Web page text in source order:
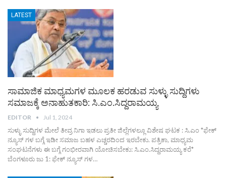
LATEST
ಸಾಮಾಜಿಕ‌ ಮಾಧ್ಯಮಗಳ ಮೂಲಕ ಹರಡುವ ಸುಳ್ಳು ಸುದ್ದಿಗಳು
ಸಮಾಜಕ್ಕೆ ಅನಾಹುತಕಾರಿ: ಸಿ.ಎಂ.ಸಿದ್ದರಾಮಯ್ಯ
EDITOR Jul 1, 2024
ಸುಳ್ಳು ಸುದ್ದಿಗಳ ಮೇಲೆ ತೀವ್ರ ನಿಗಾ ಇಡಲು ಪ್ರತೀ ಜಿಲ್ಲೆಗಳಲ್ಲೂ ವಿಶೇಷ ಘಟಕ : ಸಿ.ಎಂ *ಫೇಕ್
ನ್ಯೂಸ್ ಗಳ ಬಗ್ಗೆ ಇಡೀ ಸಮಾಜ ಬಹಳ ಎಚ್ಚರದಿಂದ ಇರಬೇಕು. ಪತ್ರಿಕಾ, ಮಾಧ್ಯಮ
ಸಂಘಟನೆಗಳು ಈ ಬಗ್ಗೆ ಗಂಭೀರವಾಗಿ ಯೋಚಿಸಬೇಕು: ಸಿ.ಎಂ.ಸಿದ್ದರಾಮಯ್ಯ ಕರೆ*
ಬೆಂಗಳೂರು ಜು 1: ಫೇಕ್ ನ್ಯೂಸ್ ಗಳ…